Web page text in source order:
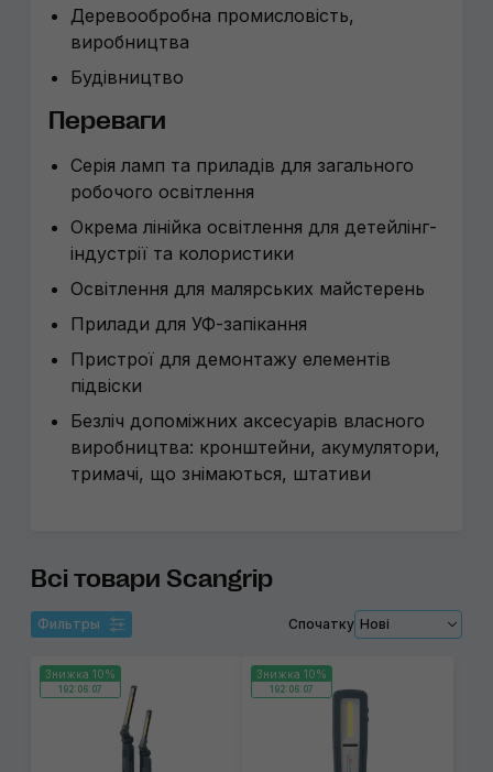
Деревообробна промисловість,
виробництва
Будівництво
Переваги
Серія ламп та приладів для загального
робочого освітлення
Окрема лінійка освітлення для детейлінг-
індустрії та колористики
Освітлення для малярських майстерень
Прилади для УФ-запікання
Пристрої для демонтажу елементів
підвіски
Безліч допоміжних аксесуарів власного
виробництва: кронштейни, акумулятори,
тримачі, що знімаються, штативи
Всі товари Scangrip
Фильтры Спочатку Нові
Знижка 10%
192:06:06
Знижка 10%
192:06:06